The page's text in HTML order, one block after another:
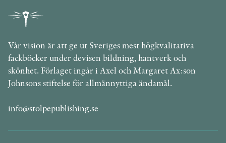
Vår vision är att ge ut Sveriges mest högkvalitativa
fackböcker under devisen bildning, hantverk och
skönhet. Förlaget ingår i Axel och Margaret Ax:son
Johnsons stiftelse för allmännyttiga ändamål.
info@stolpepublishing.se